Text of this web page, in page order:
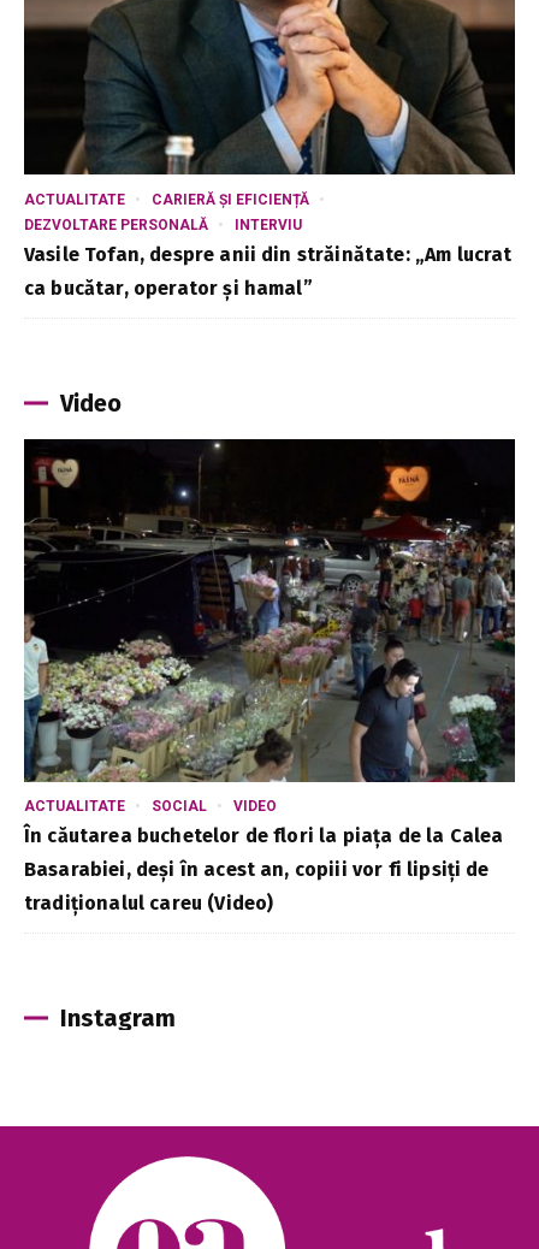
ACTUALITATE
CARIERĂ ȘI EFICIENȚĂ
DEZVOLTARE PERSONALĂ
INTERVIU
Vasile Tofan, despre anii din străinătate: „Am lucrat
ca bucătar, operator și hamal”
Video
ACTUALITATE SOCIAL VIDEO
În căutarea buchetelor de flori la piața de la Calea
Basarabiei, deși în acest an, copiii vor fi lipsiți de
tradiționalul careu (Video)
Instagram